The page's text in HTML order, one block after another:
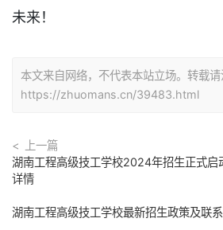
未来！
本文来自网络，不代表本站立场。转载请
https://zhuomans.cn/39483.html
上一篇
湖南工程高级技工学校2024年招生正式启
详情
湖南工程高级技工学校最新招生政策及联